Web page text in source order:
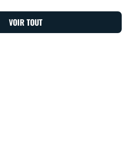
VOIR TOUT